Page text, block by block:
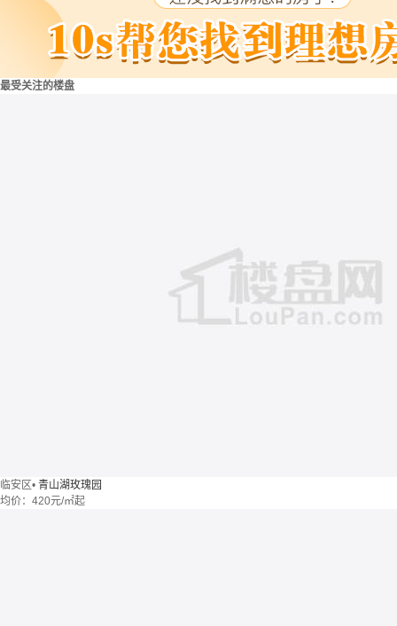
最受关注的楼盘
临安区• 青山湖玫瑰园
均价： 420元/㎡起